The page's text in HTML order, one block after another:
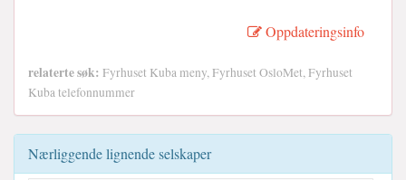
Oppdateringsinfo
relaterte søk: Fyrhuset Kuba meny, Fyrhuset OsloMet, Fyrhuset
Kuba telefonnummer
Nærliggende lignende selskaper